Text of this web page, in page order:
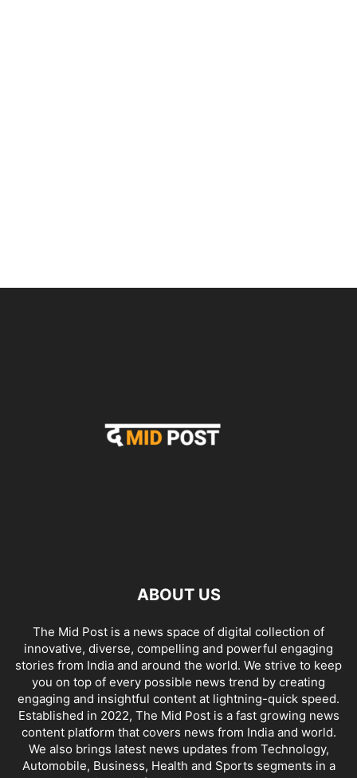
ABOUT US
The Mid Post is a news space of digital collection of
innovative, diverse, compelling and powerful engaging
stories from India and around the world. We strive to keep
you on top of every possible news trend by creating
engaging and insightful content at lightning-quick speed.
Established in 2022, The Mid Post is a fast growing news
content platform that covers news from India and world.
We also brings latest news updates from Technology,
Automobile, Business, Health and Sports segments in a